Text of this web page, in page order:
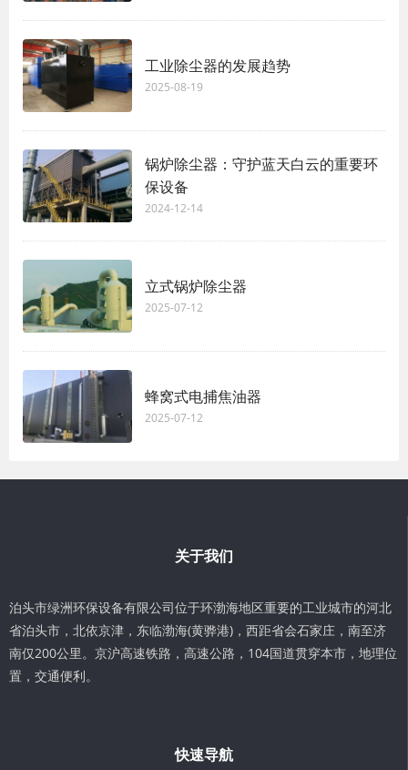
工业除尘器的发展趋势
2025-08-19
锅炉除尘器：守护蓝天白云的重要环
保设备
2024-12-14
立式锅炉除尘器
2025-07-12
蜂窝式电捕焦油器
2025-07-12
关于我们
泊头市绿洲环保设备有限公司位于环渤海地区重要的工业城市的河北
省泊头市，北依京津，东临渤海(黄骅港)，西距省会石家庄，南至济
南仅200公里。京沪高速铁路，高速公路，104国道贯穿本市，地理位
置，交通便利。
快速导航